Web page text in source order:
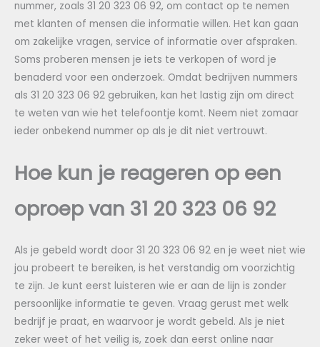
nummer, zoals 31 20 323 06 92, om contact op te nemen
met klanten of mensen die informatie willen. Het kan gaan
om zakelijke vragen, service of informatie over afspraken.
Soms proberen mensen je iets te verkopen of word je
benaderd voor een onderzoek. Omdat bedrijven nummers
als 31 20 323 06 92 gebruiken, kan het lastig zijn om direct
te weten van wie het telefoontje komt. Neem niet zomaar
ieder onbekend nummer op als je dit niet vertrouwt.
Hoe kun je reageren op een
oproep van 31 20 323 06 92
Als je gebeld wordt door 31 20 323 06 92 en je weet niet wie
jou probeert te bereiken, is het verstandig om voorzichtig
te zijn. Je kunt eerst luisteren wie er aan de lijn is zonder
persoonlijke informatie te geven. Vraag gerust met welk
bedrijf je praat, en waarvoor je wordt gebeld. Als je niet
zeker weet of het veilig is, zoek dan eerst online naar